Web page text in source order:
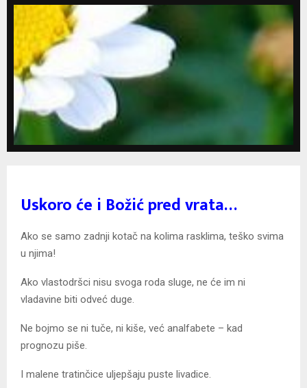
Uskoro će i Božić pred vrata…
Ako se samo zadnji kotač na kolima rasklima, teško svima
u njima!
Ako vlastodršci nisu svoga roda sluge, ne će im ni
vladavine biti odveć duge.
Ne bojmo se ni tuče, ni kiše, već analfabete – kad
prognozu piše.
I malene tratinčice uljepšaju puste livadice.